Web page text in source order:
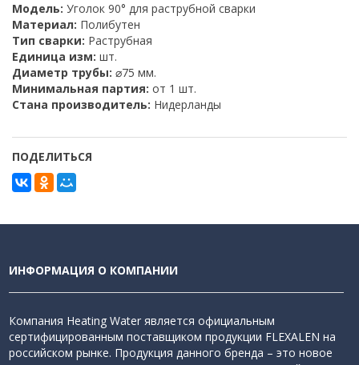
Модель: Уголок 90° для раструбной сварки
Материал: Полибутен
Тип сварки: Раструбная
Единица изм: шт.
Диаметр трубы: ⌀75 мм.
Минимальная партия: от 1 шт.
Стана производитель: Нидерланды
ПОДЕЛИТЬСЯ
ИНФОРМАЦИЯ О КОМПАНИИ
Компания Heating Water является официальным
сертифицированным поставщиком продукции FLEXALEN на
российском рынке. Продукция данного бренда – это новое